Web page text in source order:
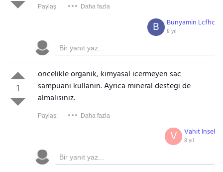
Paylaş: Daha fazla
Bunyamin Lcfhc
8 yıl
B
1
oncelikle organik, kimyasal icermeyen sac
sampuani kullanın. Ayrica mineral destegi de
almalisiniz.
Paylaş: Daha fazla
Vahit Insel
8 yıl
V